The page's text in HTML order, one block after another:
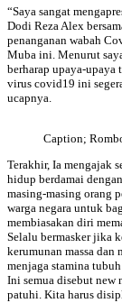
“Saya sangat
Dodi Reza Alex
penanganan wabah
Muba ini. Menurut
berharap upaya-upaya
virus covid19 ini
ucapnya.
Caption;
Terakhir, Ia mengajak
hidup berdamai
masing-masing orang
warga negara untuk
membiasakan diri
Selalu bermasker jika
kerumunan massa
menjaga stamina
Ini semua disebut new
patuhi. Kita harus